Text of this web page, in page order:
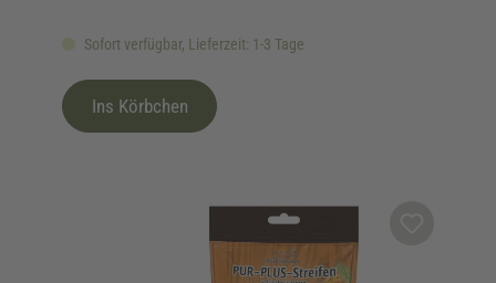
Sofort verfügbar, Lieferzeit: 1-3 Tage
Ins Körbchen